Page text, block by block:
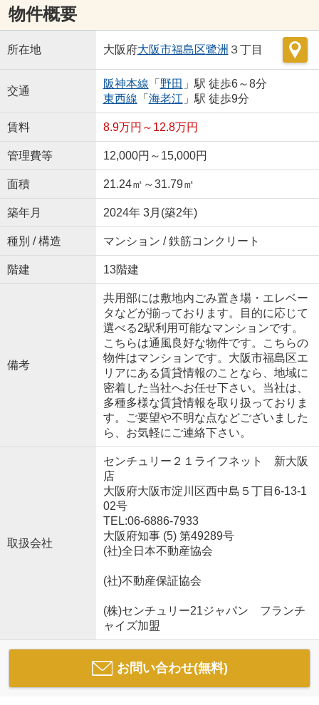
物件概要
所在地 大阪府大阪市福島区鷺洲 ３丁目
交通
阪神本線 「 野田 」駅 徒歩6～8分
東西線 「 海老江 」駅 徒歩9分
賃料 8.9万円～12.8万円
管理費等 12,000円～15,000円
面積 21.24㎡～31.79㎡
築年月 2024年 3月(築2年)
種別 / 構造 マンション / 鉄筋コンクリート
階建 13階建
備考
共用部には敷地内ごみ置き場・エレベー
タなどが揃っております。目的に応じて
選べる2駅利用可能なマンションです。
こちらは通風良好な物件です。こちらの
物件はマンションです。大阪市福島区エ
リアにある賃貸情報のことなら、地域に
密着した当社へお任せ下さい。当社は、
多種多様な賃貸情報を取り扱っておりま
す。ご要望や不明な点などございました
ら、お気軽にご連絡下さい。
取扱会社
センチュリー２１ライフネット 新大阪
店
大阪府大阪市淀川区西中島５丁目6-13-1
02号
TEL:06-6886-7933
大阪府知事 (5) 第49289号
(社)全日本不動産協会
(社)不動産保証協会
(株)センチュリー21ジャパン フランチ
ャイズ加盟
お問い合わせ(無料)